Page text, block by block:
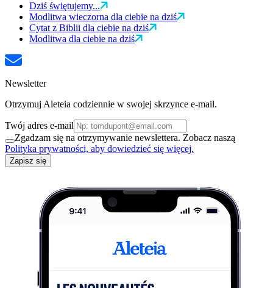
Dziś świętujemy...
Modlitwa wieczorna dla ciebie na dziś
Cytat z Biblii dla ciebie na dziś
Modlitwa dla ciebie na dziś
Newsletter
Otrzymuj Aleteia codziennie w swojej skrzynce e-mail.
Twój adres e-mail
Zgadzam się na otrzymywanie newslettera. Zobacz naszą
Polityka prywatności, aby dowiedzieć się więcej.
Zapisz się